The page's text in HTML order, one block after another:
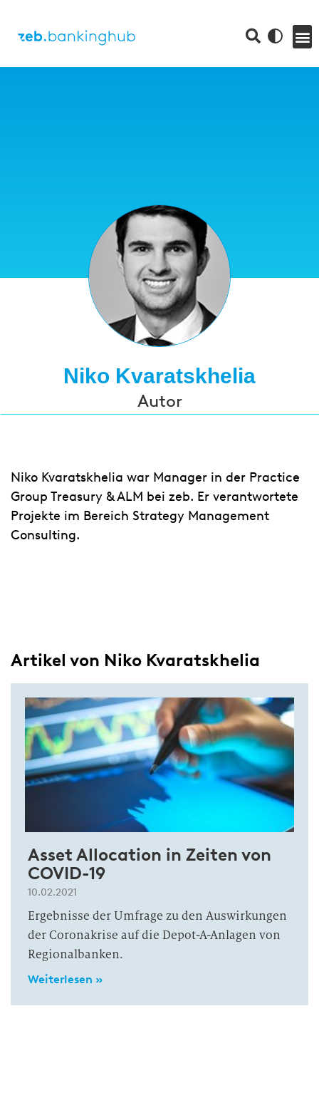
Niko Kvaratskhelia
Autor
Niko Kvaratskhelia war Manager in der Practice
Group Treasury & ALM bei zeb. Er verantwortete
Projekte im Bereich Strategy Management
Consulting.
Artikel von Niko Kvaratskhelia
Asset Allocation in Zeiten von
COVID-19
10.02.2021
Ergebnisse der Umfrage zu den Auswirkungen
der Coronakrise auf die Depot-A-Anlagen von
Regionalbanken.
Weiterlesen »